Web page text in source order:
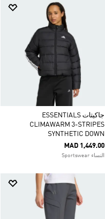
جاكيتات ESSENTIALS
CLIMAWARM 3-STRIPES
SYNTHETIC DOWN
MAD 1,449.00
النساء Sportswear